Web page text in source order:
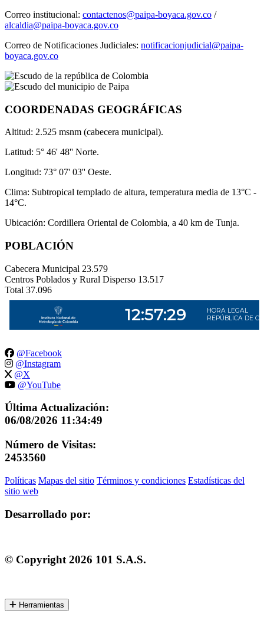
Correo institucional: contactenos@paipa-boyaca.gov.co /
alcaldia@paipa-boyaca.gov.co
Correo de Notificaciones Judiciales: notificacionjudicial@paipa-
boyaca.gov.co
COORDENADAS GEOGRÁFICAS
Altitud: 2.525 msnm (cabecera municipal).
Latitud: 5° 46' 48'' Norte.
Longitud: 73° 07' 03'' Oeste.
Clima: Subtropical templado de altura, temperatura media de 13°C -
14°C.
Ubicación: Cordillera Oriental de Colombia, a 40 km de Tunja.
POBLACIÓN
Cabecera Municipal 23.579
Centros Poblados y Rural Disperso 13.517
Total 37.096
@Facebook
@Instagram
@X
@YouTube
Última Actualización:
06/08/2026 11:34:49
Número de Visitas:
2453560
Políticas Mapas del sitio Términos y condiciones Estadísticas del
sitio web
Desarrollado por:
© Copyright 2026 101 S.A.S.
Herramientas